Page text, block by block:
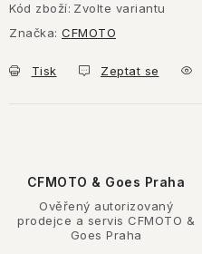
Kód zboží: Zvolte variantu
Značka: CFMOTO
Tisk Zeptat se
CFMOTO & Goes Praha
Ověřený autorizovaný
prodejce a servis CFMOTO &
Goes Praha